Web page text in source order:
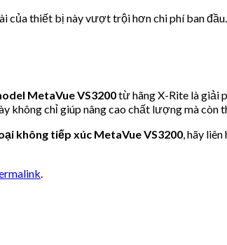
của thiết bị này vượt trội hơn chi phí ban
MetaVue VS3200từ hãng X-Rite là giải
không chỉ giúp nâng cao chất lượng mà còn
không tiếp xúc MetaVue VS3200 , hãy